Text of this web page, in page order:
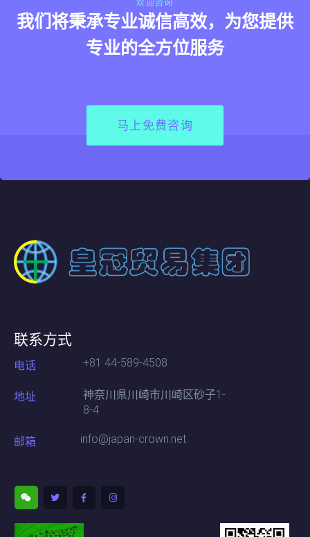
欢迎咨询
我们将秉承专业诚信高效，为您提供
专业的全方位服务
马上免费咨询
联系方式
电话 +81 44-589-4508
地址
神奈川県川崎市川崎区砂子1-
8-4
邮箱 info@japan-crown.net